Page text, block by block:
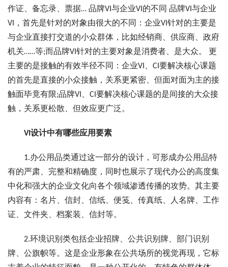
作证、备忘录、票据… 品牌VI与企业VI的不同 品牌VI与企业
VI，首先是针对的对象由很大的不同：企业VI针对的主要是
与企业直接打交道的小众群体，比如经销商、供应商、政府
机关……等;而品牌VI针对的主要对象是消费者、是大众。 更
主要的是接触的有效半径不同：企业VI、CI要解决核心课题
的首先是直接的小众接触，关系更紧密、但面对面为主的接
触面毕竟有限;品牌VI、CI要解决核心课题的是间接的大众接
触，关系更松散、但效应更广泛。
VI设计中有哪些应用要素
1.办公用品类通过这一部分的设计，可形成办公用品特
有的严肃、完整和精确度，同时也展示了现代办公的高度集
中化和强大的企业文化向各个领域渗透传播的攻势。其主要
内容有：名片、信封、信纸、便笺、传真纸、人名牌、工作
证、文件夹、档案装、信封等。
2.环境识别类包括企业招牌、公共识别牌、部门识别
牌、公旗帜等。这是企业形象在公共场所的视觉再现，它标